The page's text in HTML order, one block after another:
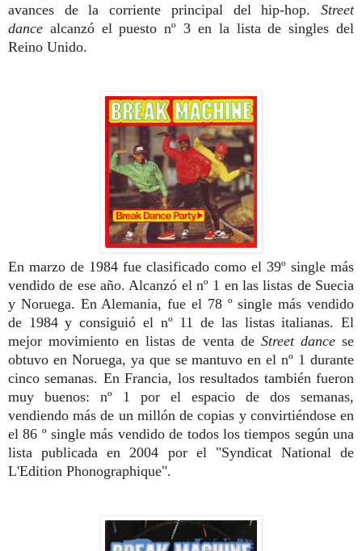
avances de la corriente principal del hip-hop. Street
dance alcanzó el puesto nº 3 en la lista de singles del
Reino Unido.
En marzo de 1984 fue clasificado como el 39º single más
vendido de ese año. Alcanzó el nº 1 en las listas de Suecia
y Noruega. En Alemania,fue el 78 º single más vendido
de 1984 y consiguió el nº 11 de las listas italianas. El
mejor movimiento en listas de venta de Street dancese
obtuvo en Noruega, ya que se mantuvo en el nº 1 durante
cinco semanas. En Francia, los resultados también fueron
muy buenos: nº 1 por el espacio de dos semanas,
vendiendo más de un millón de copias y convirtiéndose en
el 86 º single más vendido de todos los tiempos según una
lista publicada en 2004 por el "Syndicat National de
L'Edition Phonographique".